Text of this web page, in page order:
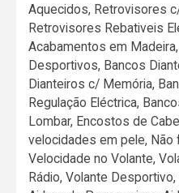
Aquecidos, Retrovisores
Retrovisores Rebativeis
Acabamentos em
Desportivos, Bancos
Dianteiros c/ Memória,
Regulação Eléctrica,
Lombar, Encostos de
velocidades em pele, Não
Velocidade no Volante,
Rádio, Volante